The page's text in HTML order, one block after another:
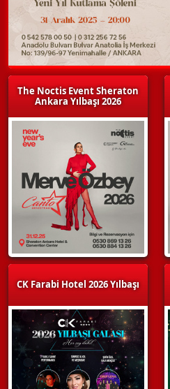
The Noctis Event Sheraton
Ankara Yılbaşı 2026
CK Farabi Hotel 2026 Yılbaşı